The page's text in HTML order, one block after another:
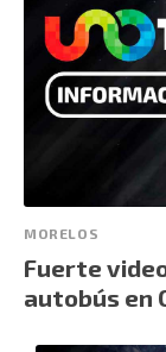
MORELOS
Fuerte
autobús en